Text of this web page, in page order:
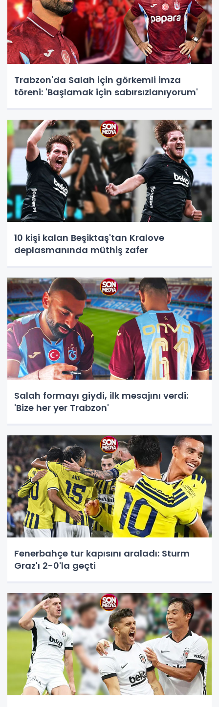
Trabzon'da Salah için görkemli imza
töreni: 'Başlamak için sabırsızlanıyorum'
10 kişi kalan Beşiktaş'tan Kralove
deplasmanında müthiş zafer
Salah formayı giydi, ilk mesajını verdi:
'Bize her yer Trabzon'
Fenerbahçe tur kapısını araladı: Sturm
Graz'ı 2-0'la geçti